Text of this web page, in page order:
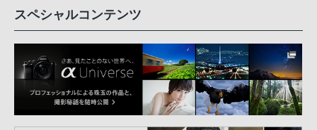
スペシャルコンテンツ